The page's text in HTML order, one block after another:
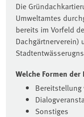
Die
Umweltamtes
bereits im Vorfeld
Dachgärtnerverein)
Welche Formen
Sonstiges